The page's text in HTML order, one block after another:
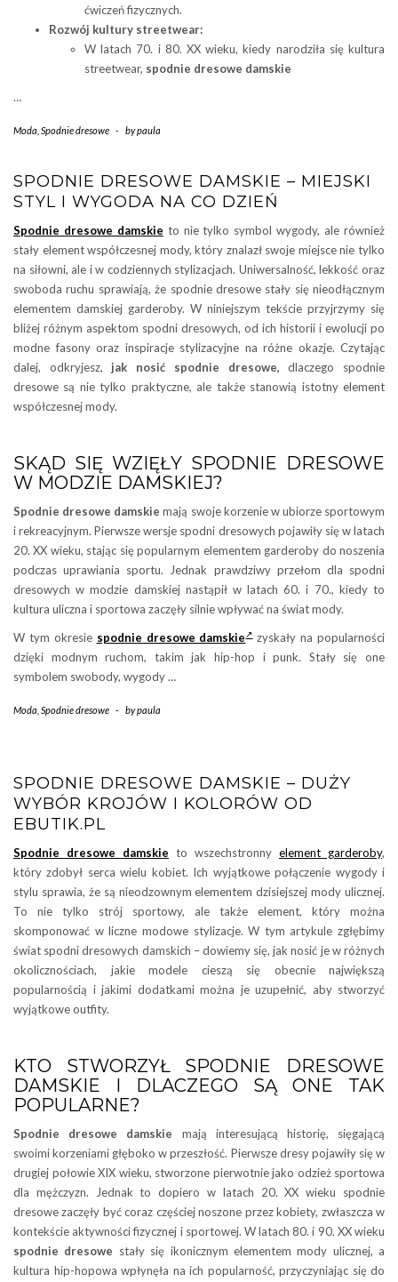
ćwiczeń fizycznych.
Rozwój kultury streetwear:
W latach 70. i 80. XX wieku, kiedy narodziła się kultura
streetwear, spodnie dresowe damskie
…
Moda Spodnie dresowe - bypaula
SPODNIE DRESOWE DAMSKIE – MIEJSKI
STYL I WYGODA NA CO DZIEŃ
Spodnie dresowe damskie to nie tylko symbol wygody, ale również
stały element współczesnej mody, który znalazł swoje miejsce nie tylko
na siłowni, ale i w codziennych stylizacjach. Uniwersalność, lekkość oraz
swoboda ruchu sprawiają, że spodnie dresowe stały się nieodłącznym
elementem damskiej garderoby. W niniejszym tekście przyjrzymy się
bliżej różnym aspektom spodni dresowych, od ich historii i ewolucji po
modne fasony oraz inspiracje stylizacyjne na różne okazje. Czytając
dalej, odkryjesz, jak nosić spodnie dresowe, dlaczego spodnie
dresowe są nie tylko praktyczne, ale także stanowią istotny element
współczesnej mody.
SKĄD SIĘ WZIĘŁY SPODNIE DRESOWE
W MODZIE DAMSKIEJ?
Spodnie dresowe damskie mają swoje korzenie w ubiorze sportowym
i rekreacyjnym. Pierwsze wersje spodni dresowych pojawiły się w latach
20. XX wieku, stając się popularnym elementem garderoby do noszenia
podczas uprawiania sportu. Jednak prawdziwy przełom dla spodni
dresowych w modzie damskiej nastąpił w latach 60. i 70., kiedy to
kultura uliczna i sportowa zaczęły silnie wpływać na świat mody.
W tym okresie spodnie dresowe damskie zyskały na popularności
dzięki modnym ruchom, takim jak hip-hop i punk. Stały się one
symbolem swobody, wygody …
Moda Spodnie dresowe - bypaula
SPODNIE DRESOWE DAMSKIE – DUŻY
WYBÓR KROJÓW I KOLORÓW OD
EBUTIK.PL
Spodnie dresowe damskie to wszechstronny element garderoby,
który zdobył serca wielu kobiet. Ich wyjątkowe połączenie wygody i
stylu sprawia, że są nieodzownym elementem dzisiejszej mody ulicznej.
To nie tylko strój sportowy, ale także element, który można
skomponować w liczne modowe stylizacje. W tym artykule zgłębimy
świat spodni dresowych damskich – dowiemy się, jak nosić je w różnych
okolicznościach, jakie modele cieszą się obecnie największą
popularnością i jakimi dodatkami można je uzupełnić, aby stworzyć
wyjątkowe outfity.
KTO STWORZYŁ SPODNIE DRESOWE
DAMSKIE I DLACZEGO SĄ ONE TAK
POPULARNE?
Spodnie dresowe damskie mają interesującą historię, sięgającą
swoimi korzeniami głęboko w przeszłość. Pierwsze dresy pojawiły się w
drugiej połowie XIX wieku, stworzone pierwotnie jako odzież sportowa
dla mężczyzn. Jednak to dopiero w latach 20. XX wieku spodnie
dresowe zaczęły być coraz częściej noszone przez kobiety, zwłaszcza w
kontekście aktywności fizycznej i sportowej. W latach 80. i 90. XX wieku
spodnie dresowe stały się ikonicznym elementem mody ulicznej, a
kultura hip-hopowa wpłynęła na ich popularność, przyczyniając się do